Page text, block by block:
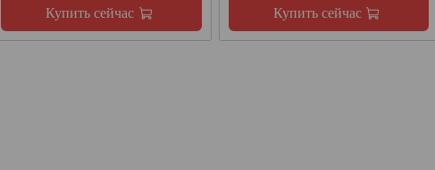
Купить сейчас Купить сейчас